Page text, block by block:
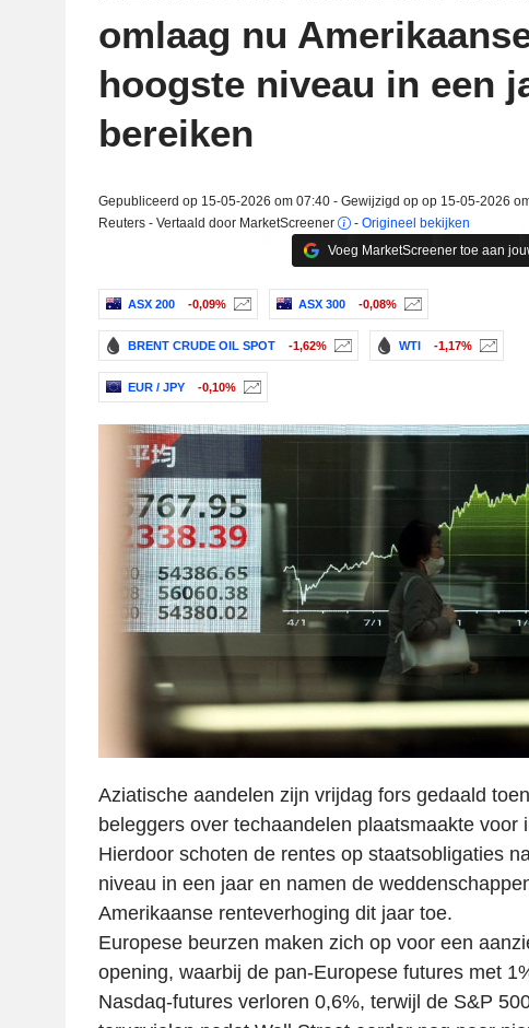
omlaag nu
hoogste niveau in een
bereiken
Gepubliceerd op 15-05-2026 om 07:40 - Gewijzigd op op 15-05-2026
Reuters - Vertaald door MarketScreener
- Origineel bekijken
Voeg MarketScreener toe aan
ASX 200 -0,09% ASX 300 -0,08%
BRENT CRUDE OIL SPOT -1,62% WTI -1,17%
EUR / JPY -0,10%
Aziatische aandelen zijn vrijdag fors gedaald
beleggers over techaandelen plaatsmaakte voor
Hierdoor schoten de rentes op staatsobligaties
niveau in een jaar en namen de
Amerikaanse renteverhoging dit jaar toe.
Europese beurzen maken zich op voor een
opening, waarbij de pan-Europese futures met
Nasdaq-futures verloren 0,6%, terwijl de S&P